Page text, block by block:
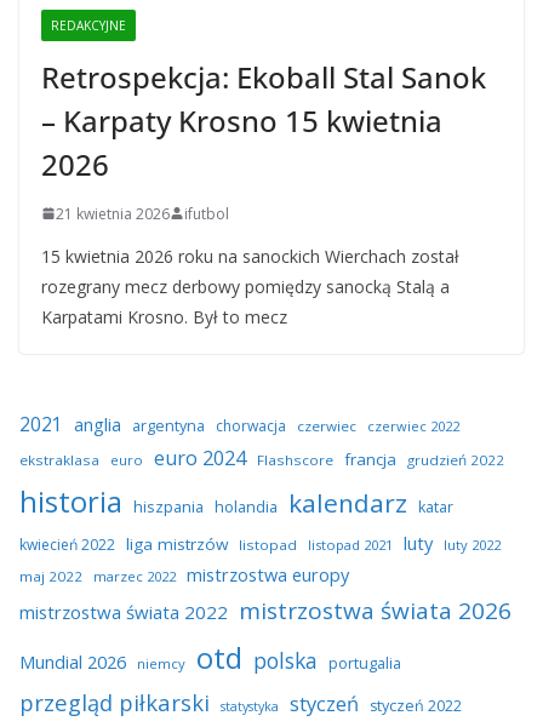
REDAKCYJNE
Retrospekcja: Ekoball Stal Sanok
– Karpaty Krosno 15 kwietnia
2026
21 kwietnia 2026 ifutbol
15 kwietnia 2026 roku na sanockich Wierchach został
rozegrany mecz derbowy pomiędzy sanocką Stalą a
Karpatami Krosno. Był to mecz
2021 anglia argentyna chorwacja czerwiec
czerwiec 2022
ekstraklasa
euro euro 2024 Flashscore francja grudzień 2022
historia hiszpania holandia kalendarz katar
kwiecień 2022 liga mistrzów listopad listopad 2021 luty
luty 2022
maj 2022
marzec 2022 mistrzostwa europy
mistrzostwa świata 2022 mistrzostwa świata 2026
Mundial 2026 niemcy otd polska portugalia
przegląd piłkarski statystyka styczeń styczeń 2022